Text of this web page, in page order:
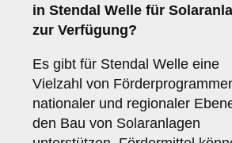
in Stendal Welle für
zur Verfügung?
Es gibt für Stendal Welle eine
Vielzahl von
nationaler und regionaler
den Bau von Solaranlagen